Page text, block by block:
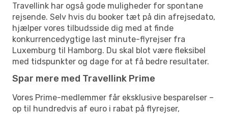
Travellink har også gode muligheder for spontane
rejsende. Selv hvis du booker tæt på din afrejsedato,
hjælper vores tilbudsside dig med at finde
konkurrencedygtige last minute-flyrejser fra
Luxemburg til Hamborg. Du skal blot være fleksibel
med tidspunkter og dage for at få bedre resultater.
Spar mere med Travellink Prime
Vores Prime-medlemmer får eksklusive besparelser –
op til hundredvis af euro i rabat på flyrejser,